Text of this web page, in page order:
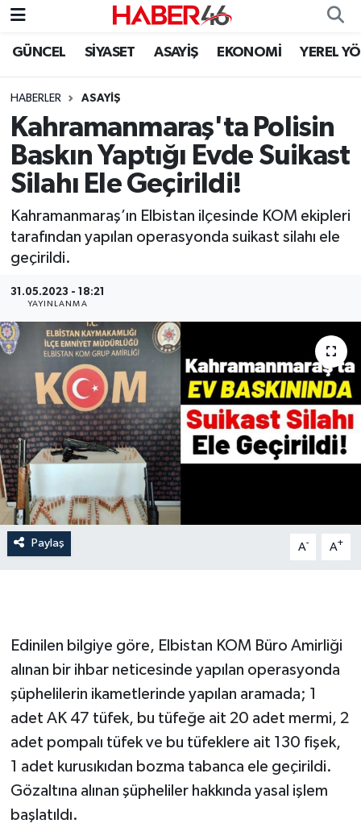
GÜNCEL SİYASET ASAYİŞ EKONOMİ YEREL
HABERLER ASAYİŞ
Kahramanmaraş'ta Polisin
Baskın Yaptığı Evde Suikast
Silahı Ele Geçirildi!
Kahramanmaraş’ın Elbistan ilçesinde KOM ekipleri
tarafından yapılan operasyonda suikast silahı ele
geçirildi.
31.05.2023 - 18:21
YAYINLANMA
Paylaş A- A+
Edinilen bilgiye göre, Elbistan KOM Büro Amirliği
alınan bir ihbar neticesinde yapılan operasyonda
şüphelilerin ikametlerinde yapılan aramada; 1
adet AK 47 tüfek, bu tüfeğe ait 20 adet mermi, 2
adet pompalı tüfek ve bu tüfeklere ait 130 fişek,
1 adet kurusıkıdan bozma tabanca ele geçirildi.
Gözaltına alınan şüpheliler hakkında yasal işlem
başlatıldı.
GÜNCEL
SİYASET
EKONOMİ
SPOR
YAŞAM
TEKNOLOJİ
SAĞLIK
EĞİTİM
İLÇE HABERLERİ
KÜLTÜR-SANAT
DÜNYA
ROPORTAJ
KADIN-AİLE
YEREL YÖNETİM
MEDYA
SEÇİM 2011
ÜÇÜNCÜ SAYFA
Nöbetçi Eczaneler
Hava Durumu
Kahramanmaraş Namaz Vakitleri
Trafik Durumu
Süper Lig Puan Durumu ve Fikstür
Tüm Manşetler
Son Dakika Haberleri
Haber Arşivi